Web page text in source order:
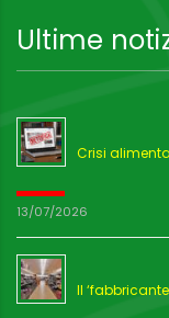
Ultime
Crisi
13/07/2026
Il